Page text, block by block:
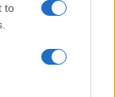
to